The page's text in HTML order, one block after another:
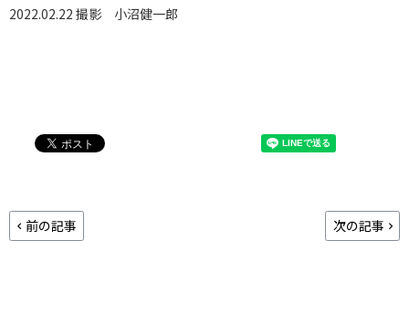
2022.02.22 撮影 小沼健一郎
前の記事 次の記事